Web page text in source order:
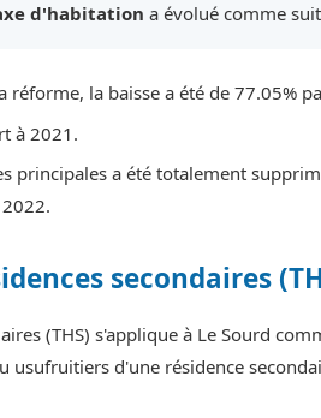
d'habitation a évolué comme
la baisse a été de 77.05%
à 2021.
principales a été totalement
secondaires
(THS) s'applique à Le Sourd
usufruitiers d'une résidence